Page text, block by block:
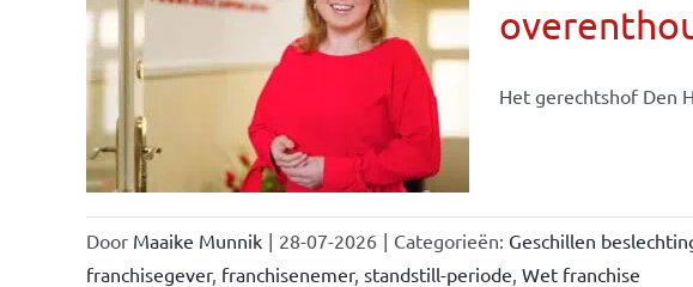
Het gerechtshof Den
Door Maaike Munnik | 28-07-2026 | Categorieën: Geschillen
franchisegever, franchisenemer, standstill-periode, Wet franchise